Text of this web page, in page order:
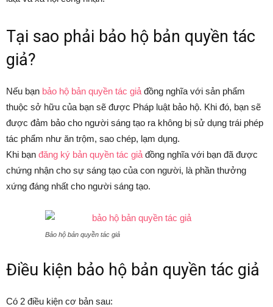
Tại sao phải bảo hộ bản quyền tác
giả?
Nếu bạn bảo hộ bản quyền tác giả đồng nghĩa với sản phẩm
thuộc sở hữu của bạn sẽ được Pháp luật bảo hộ. Khi đó, bạn sẽ
được đảm bảo cho người sáng tạo ra không bị sử dụng trái phép
tác phẩm như ăn trộm, sao chép, lạm dụng.
Khi bạn đăng ký bản quyền tác giả đồng nghĩa với bạn đã được
chứng nhận cho sự sáng tạo của con người, là phần thưởng
xứng đáng nhất cho người sáng tạo.
Bảo hộ bản quyền tác giả
Điều kiện bảo hộ bản quyền tác giả
Có 2 điều kiện cơ bản sau: